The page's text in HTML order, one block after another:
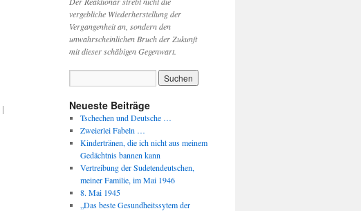
|
vergebliche Wiederherstellung der
Vergangenheit an, sondern den
unwahrscheinlichen Bruch der Zukunft
mit dieser schäbigen Gegenwart.
Neueste Beiträge
Tschechen und Deutsche …
Zweierlei Fabeln …
Kindertränen, die ich nicht aus meinem
Gedächtnis bannen kann
Vertreibung der Sudetendeutschen,
meiner Familie, im Mai 1946
8. Mai 1945
„Das beste Gesundheitssytem der